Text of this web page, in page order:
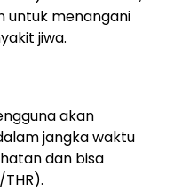
untuk menangani
jiwa.
akan
jangka waktu
dan bisa